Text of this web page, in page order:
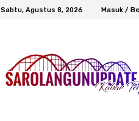
Sabtu, Agustus 8, 2026 Masuk /